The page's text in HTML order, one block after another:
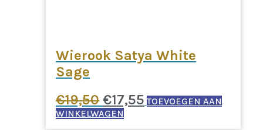
Wierook Satya White
Sage
€19,50 Oorspronkelijke
prijs
€17,55Huidige
TOEVOEGEN AAN
WINKELWAGEN